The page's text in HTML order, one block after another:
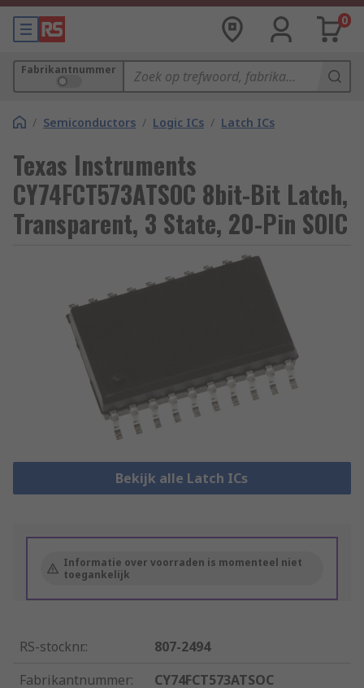
0
Fabrikantnummer
/ Semiconductors / Logic ICs / Latch ICs
Texas Instruments
CY74FCT573ATSOC 8bit-Bit Latch,
Transparent, 3 State, 20-Pin SOIC
Bekijk alle Latch ICs
Informatie over voorraden is momenteel niet
toegankelijk
RS-stocknr.:
807-2494
Fabrikantnummer:
CY74FCT573ATSOC